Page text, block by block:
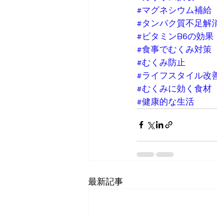
#マグネシウム補給
#タンパク質不足解
#ビタミンB6の効果
#食事でむくみ対策
#むくみ防止
#ライフスタイル改
#むくみに効く食材
#健康的な生活
最新記事